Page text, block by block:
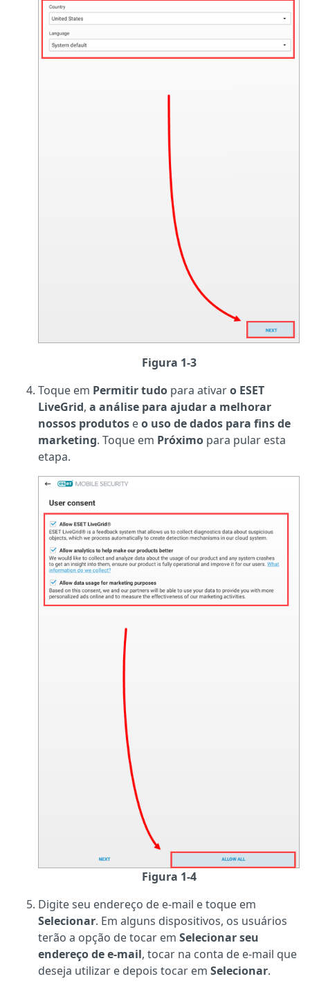
Figura 1-3
Toque em Permitir tudo para ativaro ESET
LiveGrid, a análise para ajudar a melhorar
nossos produtos eo uso de dados para fins de
marketing. Toque em Próximo para pular esta
etapa.
Figura 1-4
Digite seu endereço de e-mail e toque em
Selecionar. Em alguns dispositivos, os usuários
terão a opção de tocar em Selecionar seu
endereço de e-mail, tocar na conta de e-mail que
deseja utilizar e depois tocar em Selecionar.